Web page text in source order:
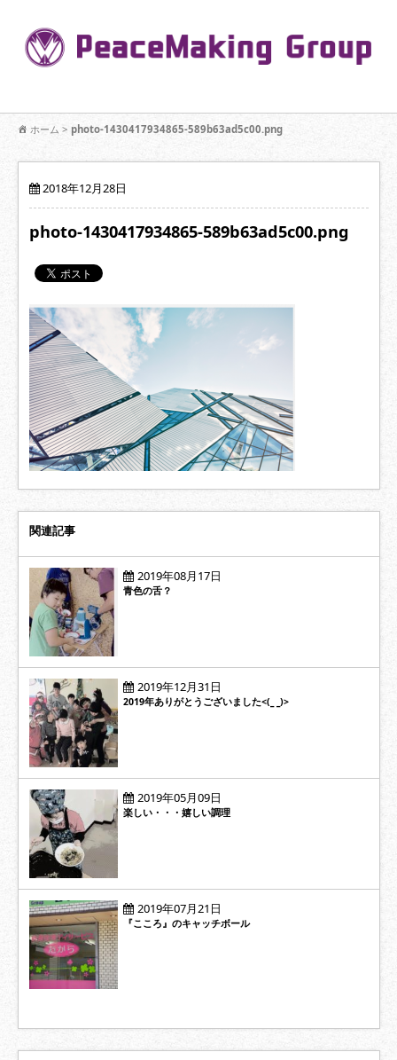
【公式】PeaceMaking Groupはお客様には一対一で向き合い、ご家族
を意図したコミュニケーションを大切にし【家族の絆】に寄り添いま
ホーム > photo-1430417934865-589b63ad5c00.png
2018年12月28日
photo-1430417934865-589b63ad5c00.png
関連記事
2019年08月17日
青色の舌？
2019年12月31日
2019年ありがとうございました<(_ _)>
2019年05月09日
楽しい・・・嬉しい調理
2019年07月21日
『こころ』のキャッチボール